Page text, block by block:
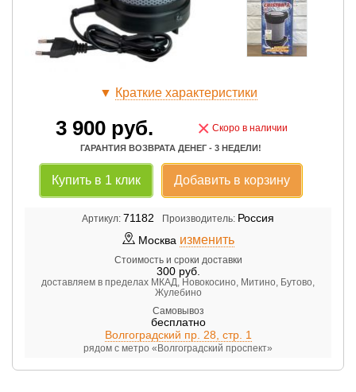
▼ Краткие характеристики
3 900руб. × Скоро в наличии
ГАРАНТИЯ ВОЗВРАТА ДЕНЕГ - 3 НЕДЕЛИ!
Купить в 1 клик Добавить в корзину
Артикул: 71182 Производитель: Россия
Москва изменить
Стоимость и сроки доставки
300руб.
доставляем в пределах МКАД, Новокосино, Митино, Бутово,
Жулебино
Самовывоз
бесплатно
Волгоградский пр. 28, стр. 1
рядом с метро «Волгоградский проспект»